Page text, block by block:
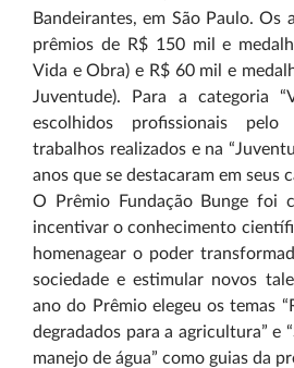
Bandeirantes, em São Paulo. Os
prêmios de R$ 150 mil e
Vida e Obra) e R$ 60 mil e
Juventude). Para a categoria
escolhidos profissionais
trabalhos realizados e na
anos que se destacaram em seus
O Prêmio Fundação Bunge foi
incentivar o conhecimento
homenagear o poder
sociedade e estimular novos
ano do Prêmio elegeu os temas
degradados para a agricultura” e
manejo de água” como guias da